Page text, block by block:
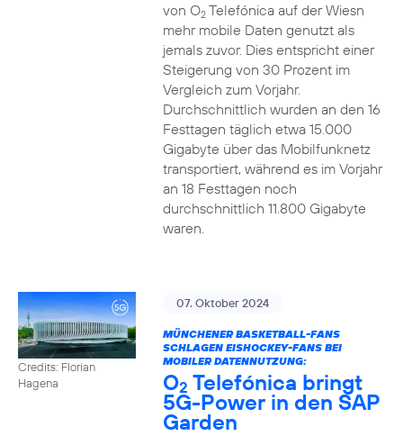
von O2Telefónica auf der Wiesn
mehr mobile Daten genutzt als
jemals zuvor. Dies entspricht einer
Steigerung von 30 Prozent im
Vergleich zum Vorjahr.
Durchschnittlich wurden an den 16
Festtagen täglich etwa 15.000
Gigabyte über das Mobilfunknetz
transportiert, während es im Vorjahr
an 18 Festtagen noch
durchschnittlich 11.800 Gigabyte
waren.
Credits: Florian
Hagena
07. Oktober 2024
MÜNCHENER BASKETBALL-FANS
SCHLAGEN EISHOCKEY-FANS BEI
MOBILER DATENNUTZUNG:
O2 Telefónica bringt
5G-Power in den SAP
Garden